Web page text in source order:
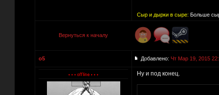
Сыр и дырки в сыре: Больше
Вернуться к началу
o5 Добавлено: Чт Мар 19, 2015
Ну и под конец.